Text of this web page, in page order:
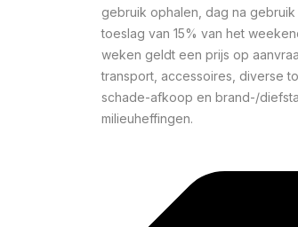
gebruik ophalen, dag na
toeslag van 15% van het
weken geldt een prijs op
transport, accessoires, diverse
schade-afkoop en brand-/
milieuheffingen.